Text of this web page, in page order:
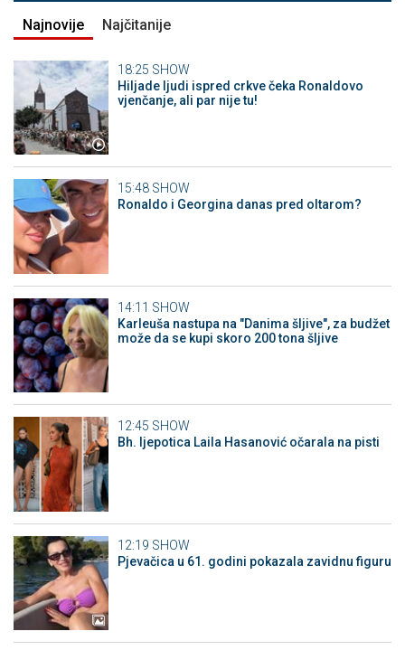
Najnovije Najčitanije
18:25 SHOW
Hiljade ljudi ispred crkve čeka Ronaldovo
vjenčanje, ali par nije tu!
15:48 SHOW
Ronaldo i Georgina danas pred oltarom?
14:11 SHOW
Karleuša nastupa na "Danima šljive", za budžet
može da se kupi skoro 200 tona šljive
12:45 SHOW
Bh. ljepotica Laila Hasanović očarala na pisti
12:19 SHOW
Pjevačica u 61. godini pokazala zavidnu figuru